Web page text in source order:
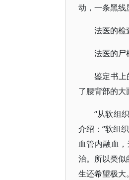
动，一条黑线
法医的检
法医的尸
鉴定书上
了腰背部的大
“从软组
介绍：“软组
血管内融血
治。所以类似
生还希望极大